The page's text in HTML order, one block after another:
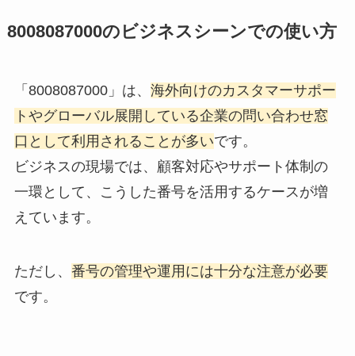
8008087000のビジネスシーンでの使い方
「8008087000」は、 海外向けのカスタマーサポー
トやグローバル展開している企業の問い合わせ窓
口として利用されることが多いです。
ビジネスの現場では、顧客対応やサポート体制の
一環として、こうした番号を活用するケースが増
えています。
ただし、 番号の管理や運用には十分な注意が必要
です。